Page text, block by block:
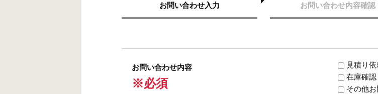
お問い合わせ入力 お問い合わせ内容確認
お問い合わせ内容
※必須
見積り
在庫確認
その他